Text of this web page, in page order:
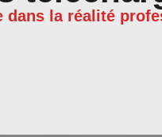
dans la réalité